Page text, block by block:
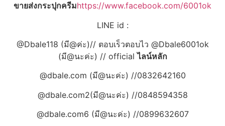
ขายส่งกระปุกครีมhttps://www.facebook.com/6001ok
LINE id :
@Dbale118 (มี@ค่ะ)// ตอบเร็วตอบไว @Dbale6001ok
(มี@นะค่ะ) // officialไลน์หลัก
@dbale.com (มี@นะค่ะ) //0832642160
@dbale.com2(มี@นะค่ะ) //0848594358
@dbale.com6 (มี@นะค่ะ) //0899632607